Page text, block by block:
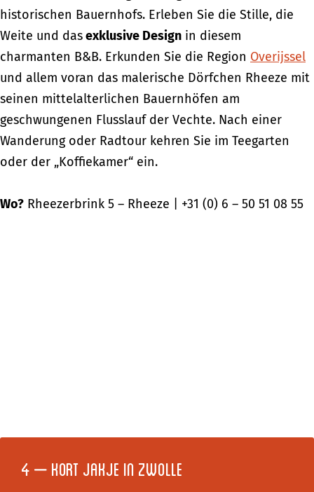
historischen Bauernhofs. Erleben Sie die Stille, die
Weite und dasexklusive Design in diesem
charmanten B&B. Erkunden Sie die Region Overijssel
und allem voran das malerische Dörfchen Rheeze mit
seinen mittelalterlichen Bauernhöfen am
geschwungenen Flusslauf der Vechte. Nach einer
Wanderung oder Radtour kehren Sie im Teegarten
oder der „Koffiekamer“ ein.
Wo? Rheezerbrink 5 – Rheeze | +31 (0) 6 – 50 51 08 55
4 – Kort Jakje in Zwolle